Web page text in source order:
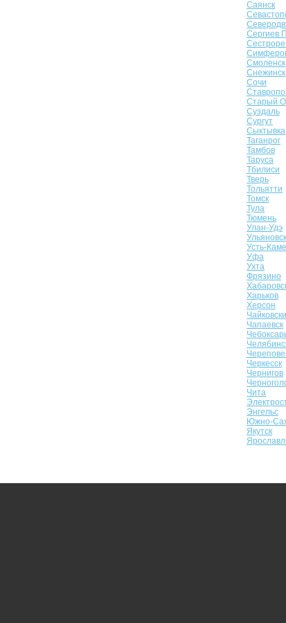
Саянск
Сергиев
Смоленск
Снежинск
Сочи
Старый
Суздаль
Сургут
Таганрог
Тамбов
Таруса
Тбилиси
Тверь
Тольятти
Томск
Тула
Тюмень
Улан-Удэ
Ульяновск
Усть-
Уфа
Ухта
Фрязино
Харьков
Херсон
Чапаевск
Черкесск
Чернигов
Чита
Энгельс
Южно-
Якутск